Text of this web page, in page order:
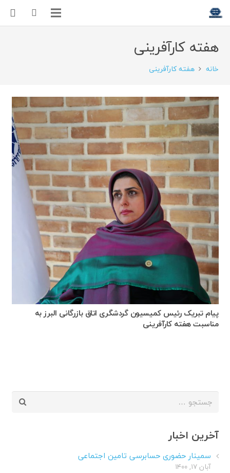
هفته کارآفرینی
خانه هفته کارآفرینی
پیام تبریک رئیس کمیسیون گردشگری اتاق بازرگانی البرز به
مناسبت هفته کارآفرینی
جستجو
آخرین اخبار
سمینار حضوری حسابرسی تامین اجتماعی
آبان ۱۷, ۱۴۰۰